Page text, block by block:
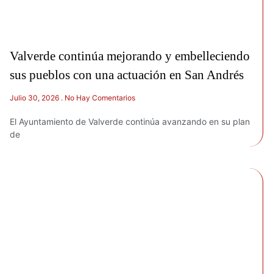
Valverde continúa mejorando y embelleciendo
sus pueblos con una actuación en San Andrés
Julio 30, 2026 No Hay Comentarios
El Ayuntamiento de Valverde continúa avanzando en su plan
de